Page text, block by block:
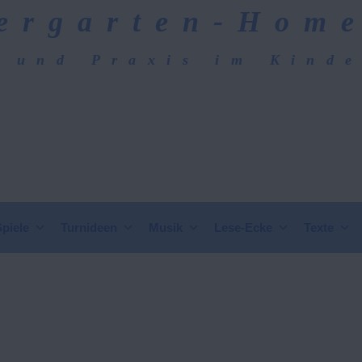
und Praxis im